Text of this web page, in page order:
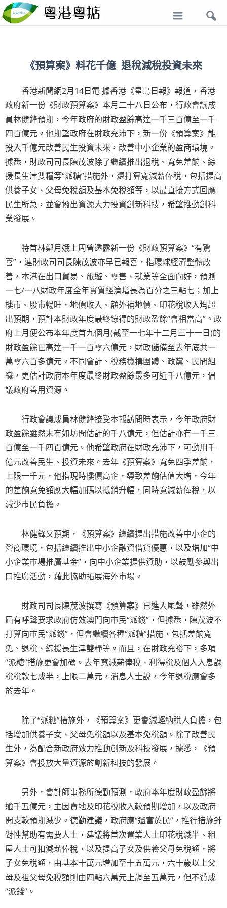
《預算案》料花千億 退稅減稅投資未來
香港新聞網2月14日電 據香港《星島日報》報道，香港
政府新一份《財政預算案》本月二十八日公布，行政會議成
員林健鋒預期，今年政府的財政盈餘高達一千三百億至一千
四百億元。他期望政府在財政充沛下，新一份《預算案》能
投入千億元改善民生投資未來，改善中小企業的盈商環境。
據悉，財政司司長陳茂波除了繼續推出退稅、寬免差餉、綜
援長生津雙糧等“派糖”措施外，還打算寬減薪俸稅，包括提高
供養子女、父母免稅額及基本免稅額等，以最直接方式回應
民生所急，並會撥出資源大力投資創新科技，希望推動創科
業發展。
特首林鄭月娥上周曾透露新一份《財政預算案》“有驚
喜”，連財政司司長陳茂波亦早已報喜，指環球經濟整體改
善，本港在出口貿易、旅遊、零售、就業等全面向好，預測
一七/一八財政年度全年實質經濟增長為百分之三點七；加上
樓市、股市暢旺，地價收入、額外補地價、印花稅收入均超
出預期，預計本財政年度最終錄得的財政盈餘“會相當高”。政
府上月便公布本年度首九個月(截至一七年十二月三十一日)的
財政盈餘已高達一千一百零六億元，財政儲備至去年底共一
萬零六百多億元。不同會計、稅務機構團體、政黨、民間組
織，更估計政府本年度最終財政盈餘最多可近千八億元，倡
議政府善用資源。
行政會議成員林健鋒接受本報訪問時表示，今年政府財
政盈餘雖然未有如坊間估計的千八億元，但估計亦有一千三
百億至一千四百億元。他希望政府在財政充沛下，可動用千
億元改善民生、投資未來。去年《預算案》寬免四季差餉，
上限一千元，他指現時樓價高企，導致差餉估值大增，今年
的差餉寬免額應大幅加碼以抵銷升幅，同時寬減薪俸稅，以
減少巿民負擔。
林健鋒又預期，《預算案》繼續提出措施改善中小企的
營商環境，包括繼續推出中小企融資借貸優惠，以及增加“中
小企業巿場推廣基金”，向中小企業提供資助，以鼓勵參與出
口推廣活動，藉此協助拓展海外市場。
財政司司長陳茂波撰寫《預算案》已進入尾聲，雖然外
屆有呼聲要求政府仿效澳門向巿民“派錢”，但據悉，陳茂波不
打算向巿民“派錢”，但會繼續各種“派糖”措施，包括差餉寬
免、退稅、綜援長生津雙糧等。而且，在財政充裕下，多項
“派糖”措施更會加碼。去年寬減薪俸稅、利得稅及個人入息課
稅稅款七成半，上限二萬元，消息人士說，今年退稅應會多
於去年。
除了“派糖”措施外，《預算案》更會減輕納稅人負擔，包
括增加供養子女、父母免稅額以及基本免稅額。除了改善民
生外，為配合新政府致力推動創新及科技發展，據悉，《預
算案》會投放大量資源於創新科技的發展。
另外，會計師事務所德勤預測，政府本年度財政盈餘將
逾千五億元，主因賣地及印花稅收入較預期增加，以及政府
開支較預期減少。德勤建議，政府應“還富於民”，推行措施針
對性幫助有需要人士，建議將首次置業人士印花稅減半、租
屋人士可扣減薪俸稅，以及提高子女及供養父母免稅額，將
子女免稅額，由基本十萬元增加至十五萬元，六十歲以上父
母及祖父母免稅額則由四點六萬元上調至五萬元，但不贊成
“派錢”。